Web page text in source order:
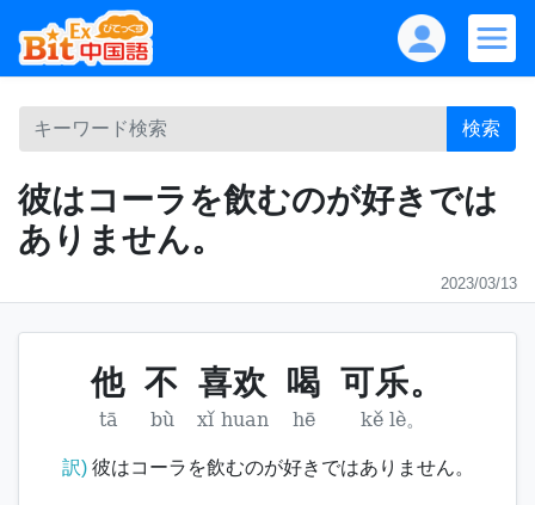
検索
彼はコーラを飲むのが好きでは
ありません。
2023/03/13
他 不 喜欢 喝 可乐。
tā bù xǐ huan hē kě lè。
訳)彼はコーラを飲むのが好きではありません。